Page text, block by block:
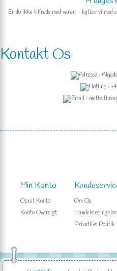
Er du ikke tilfreds med varen - bytter vi med
Kontakt Os
Adresse :
Hotline :
Email :
Min Konto
Opret Konto
Konto Oversigt
Om Os
Privatlivs Politik